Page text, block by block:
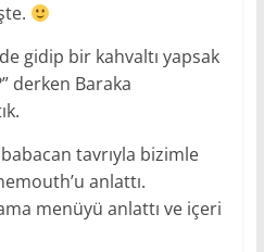
gidip bir kahvaltı yapsak
derken Baraka
tavrıyla bizimle
anlattı.
menüyü anlattı ve içeri